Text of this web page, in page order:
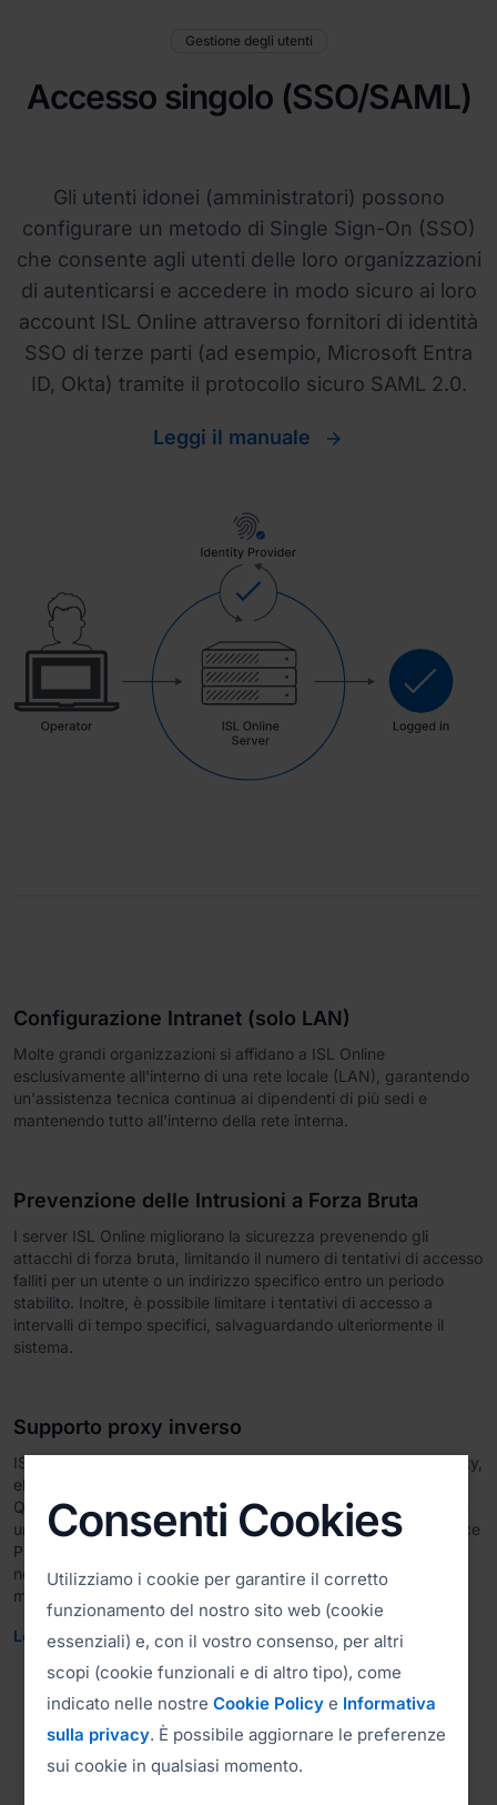
Gestione degli utenti
Accesso singolo (SSO/SAML)
Gli utenti idonei (amministratori) possono
configurare un metodo di Single Sign-On (SSO)
che consente agli utenti delle loro organizzazioni
di autenticarsi e accedere in modo sicuro ai loro
account ISL Online attraverso fornitori di identità
SSO di terze parti (ad esempio, Microsoft Entra
ID, Okta) tramite il protocollo sicuro SAML 2.0.
Leggi il manuale
Configurazione Intranet (solo LAN)
Molte grandi organizzazioni si affidano a ISL Online
esclusivamente all'interno di una rete locale (LAN), garantendo
un'assistenza tecnica continua ai dipendenti di più sedi e
mantenendo tutto all'interno della rete interna.
Prevenzione delle Intrusioni a Forza Bruta
I server ISL Online migliorano la sicurezza prevenendo gli
attacchi di forza bruta, limitando il numero di tentativi di accesso
falliti per un utente o un indirizzo specifico entro un periodo
stabilito. Inoltre, è possibile limitare i tentativi di accesso a
intervalli di tempo specifici, salvaguardando ulteriormente il
sistema.
Supporto proxy inverso
ISL Online consente di installare il server dietro un reverse proxy,
eliminando la necessità di esporlo direttamente a Internet.
Questa configurazione consente di collocare il reverse proxy in
una DMZ rivolta a Internet, mantenendo il server ISL Conference
Proxy (ICP) nascosto in modo sicuro all'interno di una subnet
non pubblica, proteggendo la vostra infrastruttura sensibile da
minacce esterne.
Leggi il manuale
Consenti Cookies
Utilizziamo i cookie per garantire il corretto
funzionamento del nostro sito web (cookie
essenziali) e, con il vostro consenso, per altri
scopi (cookie funzionali e di altro tipo), come
indicato nelle nostre Cookie Policy e Informativa
sulla privacy. È possibile aggiornare le preferenze
sui cookie in qualsiasi momento.